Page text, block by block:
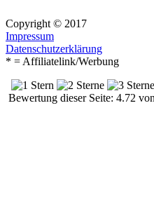
Copyright © 2017
Impressum
Datenschutzerklärung
* = Affiliatelink/Werbung
Bewertung dieser Seite: 4.72